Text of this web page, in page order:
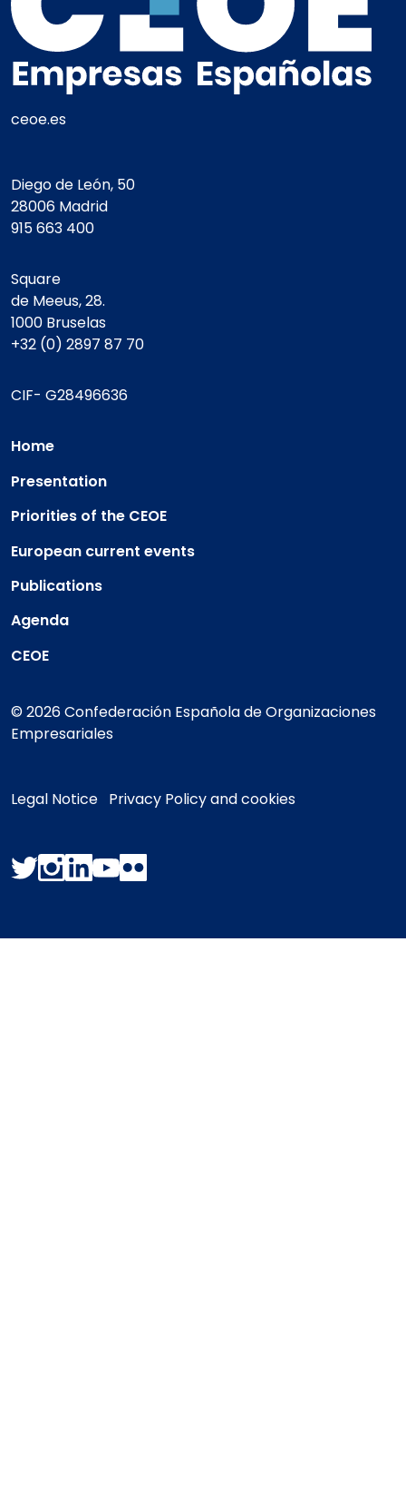
ceoe.es
Diego de León, 50
28006 Madrid
915 663 400
Square
de Meeus, 28.
1000 Bruselas
+32 (0) 2897 87 70
CIF- G28496636
Home
Presentation
Priorities of the CEOE
European current events
Publications
Agenda
CEOE
© 2026 Confederación Española de Organizaciones
Empresariales
Legal Notice Privacy Policy and cookies